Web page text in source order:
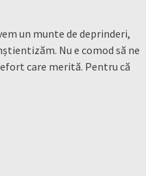
un munte de deprinderi,
Nu e comod să ne
care merită. Pentru că